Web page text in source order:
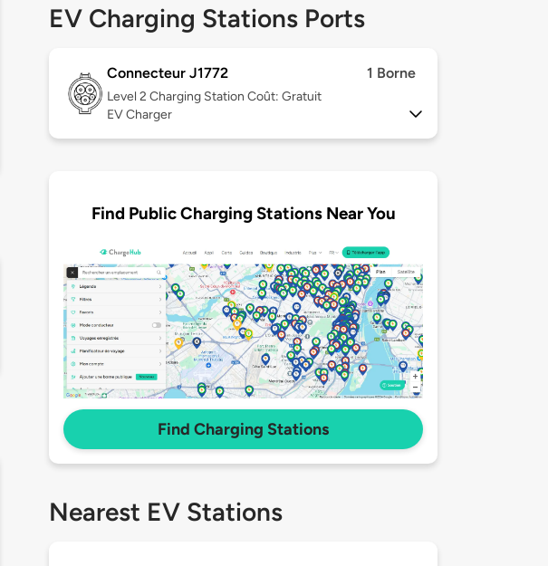
EV Charging Stations Ports
Connecteur J1772 1 Borne
Level 2 Charging Station Coût: Gratuit
EV Charger
Find Public Charging Stations Near You
Find Charging Stations
Nearest EV Stations